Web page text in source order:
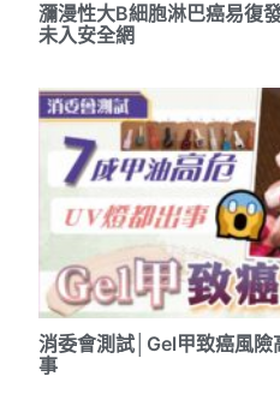
瀰漫性大B細胞淋巴癌易復
未入安全網
消委會測試│Gel甲致癌風
事